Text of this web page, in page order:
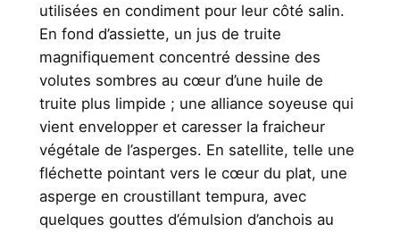
utilisées en condiment pour leur côté salin.
En fond d’assiette, un jus de truite
magnifiquement concentré dessine des
volutes sombres au cœur d’une huile de
truite plus limpide ; une alliance soyeuse qui
vient envelopper et caresser la fraicheur
végétale de l’asperges. En satellite, telle une
fléchette pointant vers le cœur du plat, une
asperge en croustillant tempura, avec
quelques gouttes d’émulsion d’anchois au